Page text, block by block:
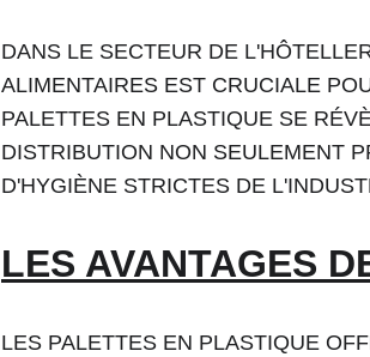
DANS LE SECTEUR DE
ALIMENTAIRES EST CRUCIALE
PALETTES EN PLASTIQUE SE
DISTRIBUTION NON SEULEMENT
D'HYGIÈNE STRICTES DE
LES AVANTAGES
LES PALETTES EN PLASTIQUE